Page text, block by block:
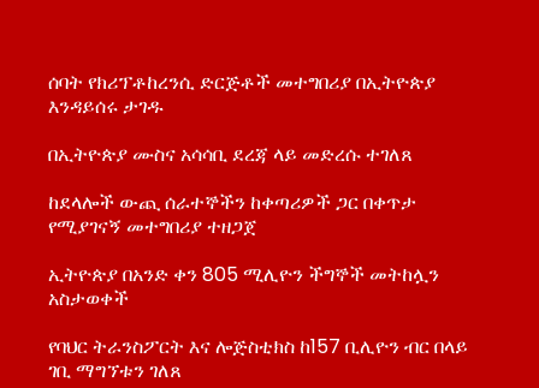
ሰባት የክሪፕቶከረንሲ ድርጅቶች መተግበሪያ በኢትዮጵያ
እንዳይሰሩ ታገዱ
በኢትዮጵያ ሙስና አሳሳቢ ደረጃ ላይ መድረሱ ተገለጸ
ከደላሎች ውጪ ሰራተኞችን ከቀጣሪዎች ጋር በቀጥታ
የሚያገናኝ መተግበሪያ ተዘጋጀ
ኢትዮጵያ በአንድ ቀን 805 ሚሊዮን ችግኞች መትከሏን
አስታወቀች
የባህር ትራንስፖርት እና ሎጅስቲክስ ከ157 ቢሊዮን ብር በላይ
ገቢ ማግኘቱን ገለጸ